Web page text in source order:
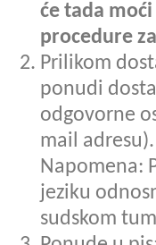
će tada
procedure
Prilikom
ponudi
odgovorne
mail adresu).
Napomena:
jeziku
sudskom